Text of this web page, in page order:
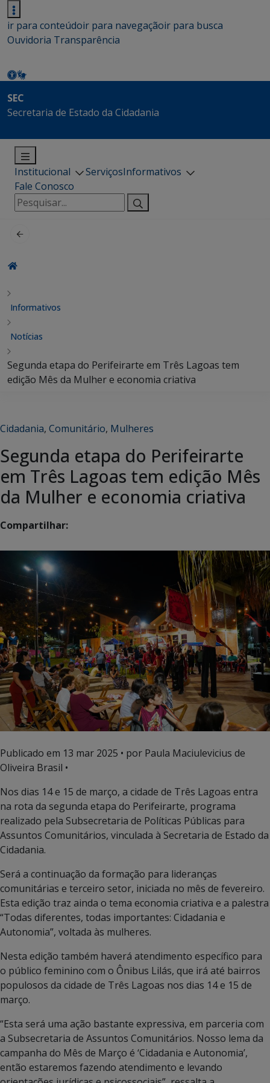
ir para conteúdoir para navegaçãoir para busca
Ouvidoria Transparência
SEC
Secretaria de Estado da Cidadania
Institucional ServiçosInformativos
Fale Conosco
Pesquisar
por:
Informativos
Notícias
Segunda etapa do Perifeirarte em Três Lagoas tem
edição Mês da Mulher e economia criativa
Cidadania, Comunitário, Mulheres
Segunda etapa do Perifeirarte
em Três Lagoas tem edição Mês
da Mulher e economia criativa
Compartilhar:
Publicado em 13 mar 2025 • por Paula Maciulevicius de
Oliveira Brasil •
Nos dias 14 e 15 de março, a cidade de Três Lagoas entra
na rota da segunda etapa do Perifeirarte, programa
realizado pela Subsecretaria de Políticas Públicas para
Assuntos Comunitários, vinculada à Secretaria de Estado da
Cidadania.
Será a continuação da formação para lideranças
comunitárias e terceiro setor, iniciada no mês de fevereiro.
Esta edição traz ainda o tema economia criativa e a palestra
“Todas diferentes, todas importantes: Cidadania e
Autonomia”, voltada às mulheres.
Nesta edição também haverá atendimento específico para
o público feminino com o Ônibus Lilás, que irá até bairros
populosos da cidade de Três Lagoas nos dias 14 e 15 de
março.
“Esta será uma ação bastante expressiva, em parceria com
a Subsecretaria de Assuntos Comunitários. Nosso lema da
campanha do Mês de Março é ‘Cidadania e Autonomia’,
então estaremos fazendo atendimento e levando